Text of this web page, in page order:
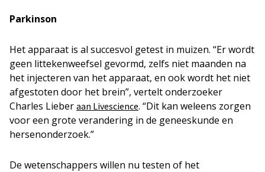
Parkinson
Het apparaat is al succesvol getest in muizen. “Er wordt
geen littekenweefsel gevormd, zelfs niet maanden na
het injecteren van het apparaat, en ook wordt het niet
afgestoten door het brein”, vertelt onderzoeker
Charles Lieber aan Livescience. “Dit kan weleens zorgen
voor een grote verandering in de geneeskunde en
hersenonderzoek.”
De wetenschappers willen nu testen of het